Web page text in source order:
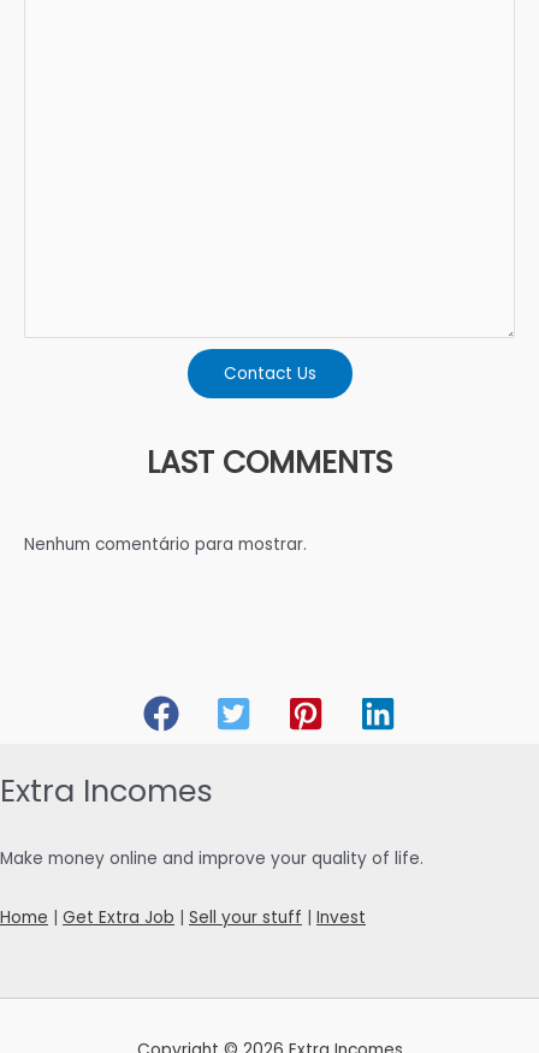
Contact Us
LAST COMMENTS
Nenhum comentário para mostrar.
Extra Incomes
Make money online and improve your quality of life.
Home Get Extra Job Sell your stuff Invest